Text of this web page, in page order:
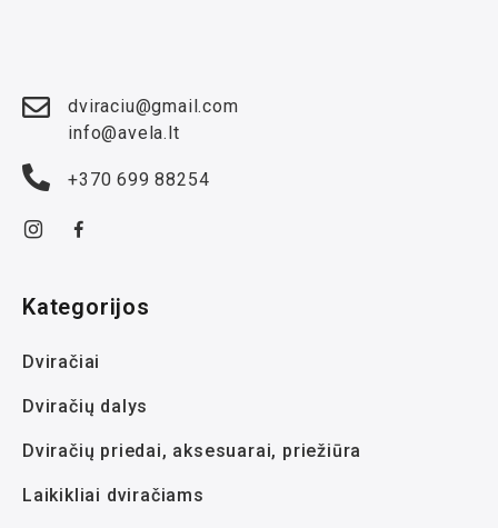
dviraciu@gmail.com
info@avela.lt
+370 699 88254
Kategorijos
Dviračiai
Dviračių dalys
Dviračių priedai, aksesuarai, priežiūra
Laikikliai dviračiams